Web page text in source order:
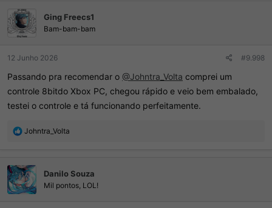
õ
e
s
Ging Freecs1
Bam-bam-bam
12 Junho 2026 #9.998
Passando pra recomendar o @Johntra_Volta comprei um
controle 8bitdo Xbox PC, chegou rápido e veio bem embalado,
testei o controle e tá funcionando perfeitamente.
R
ç
õ
e
s
Johntra_Volta
Danilo Souza
Mil pontos, LOL!